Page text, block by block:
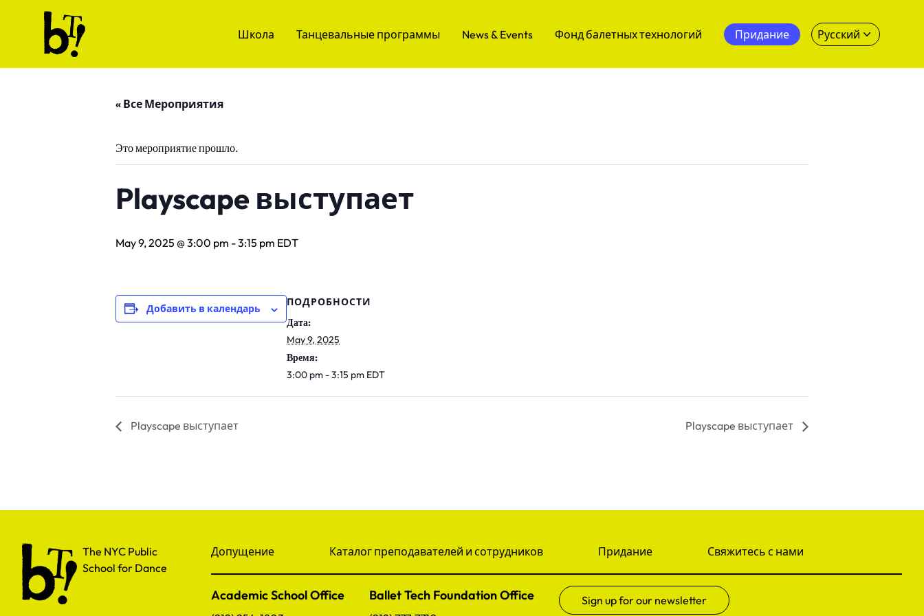
Skip to content
Ballet Tech
Школа Танцевальные программы News & Events Фонд балетных технологий Придание Русский
« Все Мероприятия
Это мероприятие прошло.
Playscape выступает
May 9, 2025 @ 3:00 pm -3:15 pm EDT
Добавить в календарь
ПОДРОБНОСТИ
Дата:
May 9, 2025
Время:
3:00 pm - 3:15 pm EDT
Playscape выступает Playscape выступает
The NYC Public School for Dance
The NYC Public
School for Dance
Допущение Каталог преподавателей и сотрудников Придание Свяжитесь с нами
Academic School Office Ballet Tech Foundation Office Sign up for our newsletter